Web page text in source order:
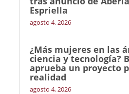
Espriella
agosto 4, 2026
¿Más mujeres en las
ciencia y tecnología?
aprueba un proyecto
realidad
agosto 4, 2026